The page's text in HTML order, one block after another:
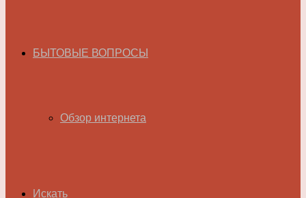
БЫТОВЫЕ ВОПРОСЫ
Обзор интернета
Искать